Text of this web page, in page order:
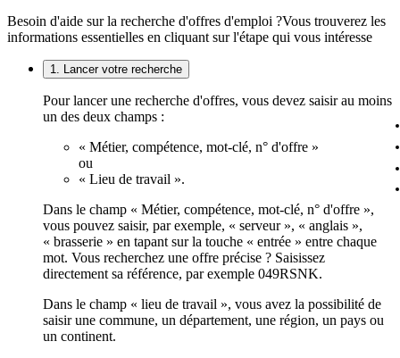
Besoin d'aide sur la recherche d'offres d'emploi ?Vous trouverez les
informations essentielles en cliquant sur l'étape qui vous intéresse
1. Lancer votre recherche
Pour lancer une recherche d'offres, vous devez saisir au moins
un des deux champs :
« Métier, compétence, mot-clé, n° d'offre »
ou
« Lieu de travail ».
Dans le champ « Métier, compétence, mot-clé, n° d'offre »,
vous pouvez saisir, par exemple, « serveur », « anglais »,
« brasserie » en tapant sur la touche « entrée » entre chaque
mot. Vous recherchez une offre précise ? Saisissez
directement sa référence, par exemple 049RSNK.
Dans le champ « lieu de travail », vous avez la possibilité de
saisir une commune, un département, une région, un pays ou
un continent.